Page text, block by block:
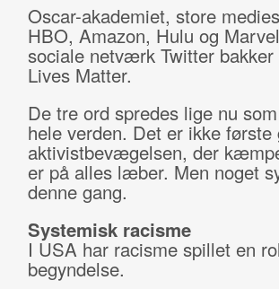
Oscar-akademiet, store
HBO, Amazon, Hulu og
sociale netværk Twitter
Lives Matter.
De tre ord spredes lige nu
hele verden. Det er ikke første
aktivistbevægelsen, der
er på alles læber. Men noget
denne gang.
Systemisk racisme
I USA har racisme spillet en
begyndelse.